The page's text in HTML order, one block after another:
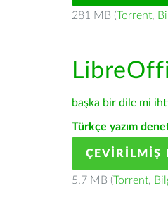
281 MB (Torrent,
başka bir dile mi
Türkçe yazım
ÇEVIRILMIŞ
5.7 MB (Torrent,